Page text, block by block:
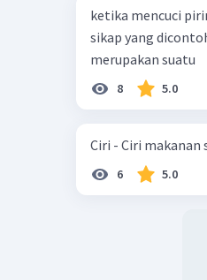
ketika mencuci
sikap yang
merupakan suatu
8 5.0
Ciri - Ciri makanan
6 5.0